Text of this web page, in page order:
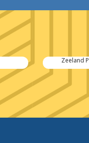
Zeeland